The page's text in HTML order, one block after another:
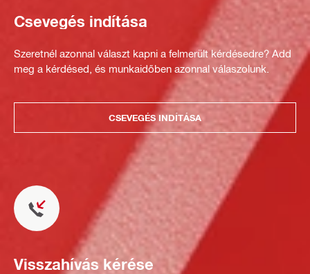
Csevegés indítása
Szeretnél azonnal választ kapni a felmerült kérdésedre? Add
meg a kérdésed, és munkaidőben azonnal válaszolunk.
CSEVEGÉS INDÍTÁSA
Visszahívás kérése